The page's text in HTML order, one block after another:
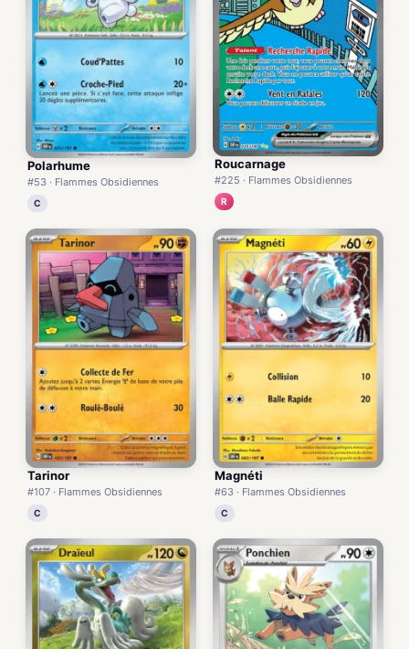
Polarhume
#53 · Flammes Obsidiennes
C
Roucarnage
#225 · Flammes Obsidiennes
R
Tarinor
#107 · Flammes Obsidiennes
C
Magnéti
#63 · Flammes Obsidiennes
C